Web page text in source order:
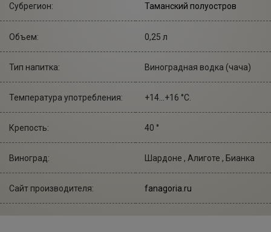
Субрегион: Таманский полуостров
Объем: 0,25 л
Тип напитка: Виноградная водка (чача)
Температура употребления: +14...+16 °С.
Крепость: 40 °
Виноград: Шардоне , Алиготе , Бианка
Сайт производителя: fanagoria.ru